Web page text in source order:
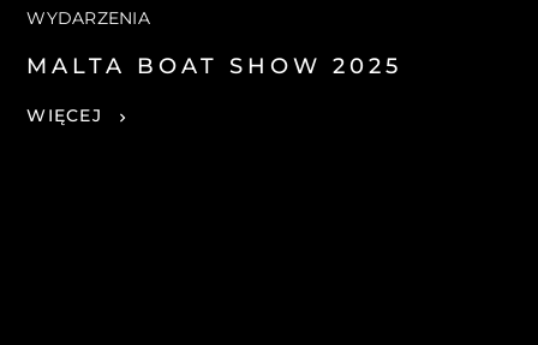
WYDARZENIA
MALTA BOAT SHOW 2025
WIĘCEJ